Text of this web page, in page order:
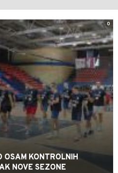
0
KONTROLNIH
NOVE SEZONE